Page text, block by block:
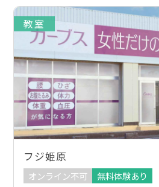
教室
フジ姫原
オンライン不可
無料体験あり